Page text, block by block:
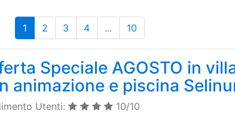
1 2 3 4 ... 10
Speciale AGOSTO in
animazione e piscina
Utenti:
10/10